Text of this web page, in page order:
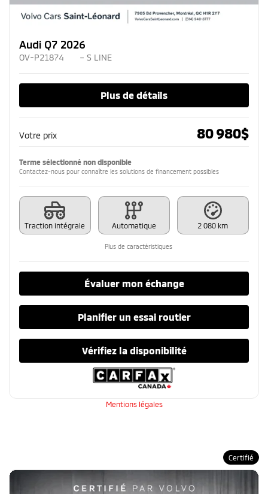
Audi Q7 2026
OV-P21874 – S LINE
Plus de détails
Votre prix 80 980$
Terme sélectionné non disponible
Contactez-nous pour connaître les solutions de financement possibles
Traction intégrale Automatique 2 080 km
Plus de caractéristiques
Évaluer mon échange
Planifier un essai routier
Vérifiez la disponibilité
Mentions légales
Certifié